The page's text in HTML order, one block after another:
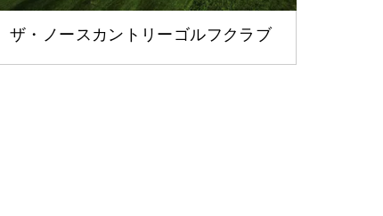
ザ・ノースカントリーゴルフクラブ